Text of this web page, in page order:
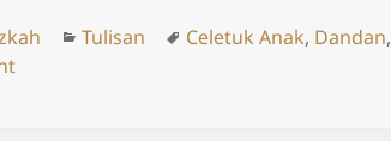
Categories
Tulisan Tags
Celetuk Anak, Dandan,
on Blush Off